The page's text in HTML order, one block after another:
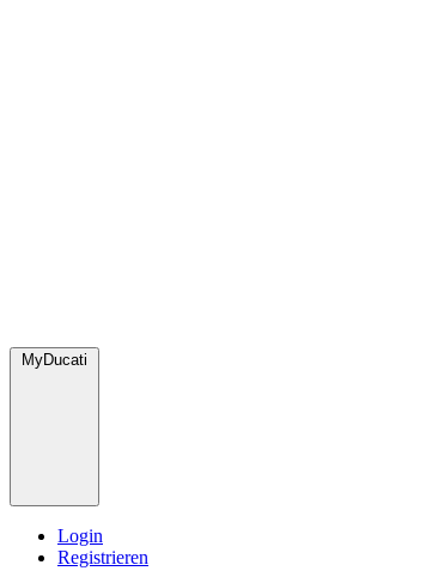
MyDucati
Login
Registrieren